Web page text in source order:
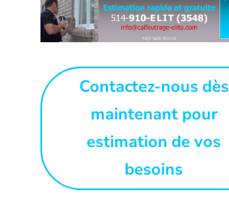
Contactez-nous dès
maintenant pour
estimation de vos
besoins